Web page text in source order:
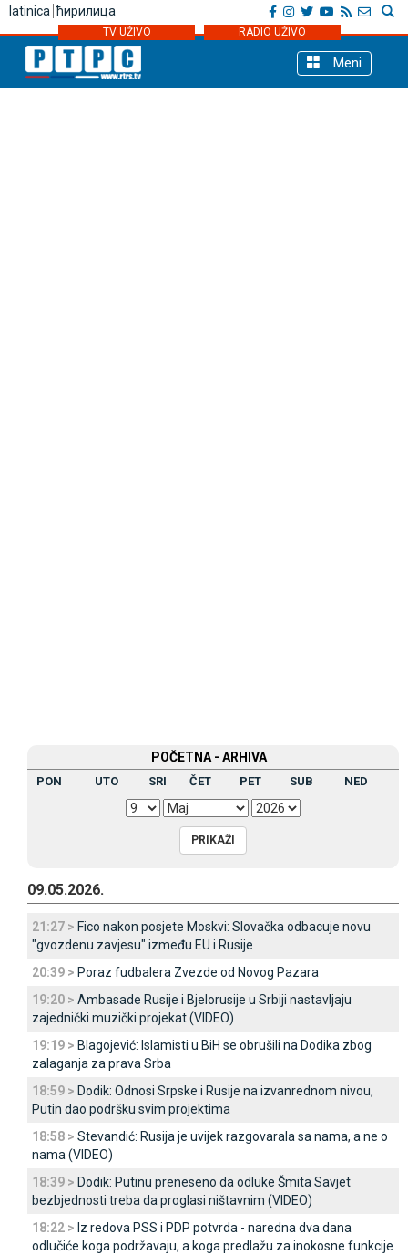
latinica ћирилица
TV UŽIVO RADIO UŽIVO
Meni
POČETNA - ARHIVA
PON UTO SRI ČET PET SUB NED
09.05.2026.
21:27 > Fico nakon posjete Moskvi: Slovačka odbacuje novu
"gvozdenu zavjesu" između EU i Rusije
20:39 > Poraz fudbalera Zvezde od Novog Pazara
19:20 > Ambasade Rusije i Bjelorusije u Srbiji nastavljaju
zajednički muzički projekat (VIDEO)
19:19 > Blagojević: Islamisti u BiH se obrušili na Dodika zbog
zalaganja za prava Srba
18:59 > Dodik: Odnosi Srpske i Rusije na izvanrednom nivou,
Putin dao podršku svim projektima
18:58 > Stevandić: Rusija je uvijek razgovarala sa nama, a ne o
nama (VIDEO)
18:39 > Dodik: Putinu preneseno da odluke Šmita Savjet
bezbjednosti treba da proglasi ništavnim (VIDEO)
18:22 > Iz redova PSS i PDP potvrda - naredna dva dana
odlučiće koga podržavaju, a koga predlažu za inokosne funkcije